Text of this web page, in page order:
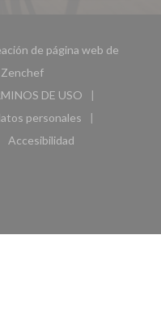
de página web de
Zenchef((abre en una nueva
ventana))
DE USO
((abre en una nueva
personales
en una nueva ventana))
nueva ventana))
Accesibilidad